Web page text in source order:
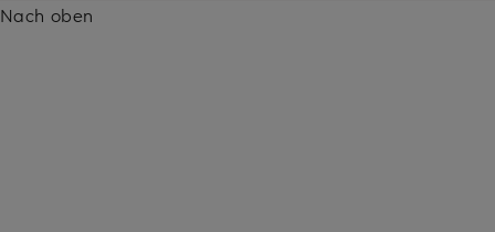
Nach oben